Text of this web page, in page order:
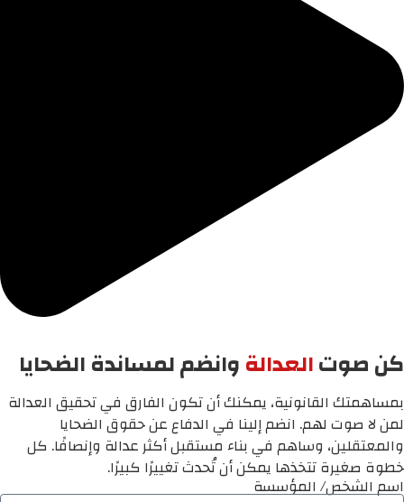
كن صوتالعدالةوانضم لمساندة الضحايا
بمساهمتك القانونية، يمكنك أن تكون الفارق في تحقيق العدالة
لمن لا صوت لهم. انضم إلينا في الدفاع عن حقوق الضحايا
والمعتقلين، وساهم في بناء مستقبل أكثر عدالة وإنصافًا. كل
خطوة صغيرة تتخذها يمكن أن تُحدث تغييرًا كبيرًا.
اسم الشخص/ المؤسسة